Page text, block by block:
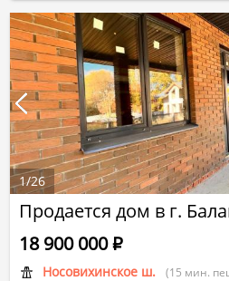
Продается дом в г.
Носовихинское ш. (15 мин.
18 900 000Р
1/26